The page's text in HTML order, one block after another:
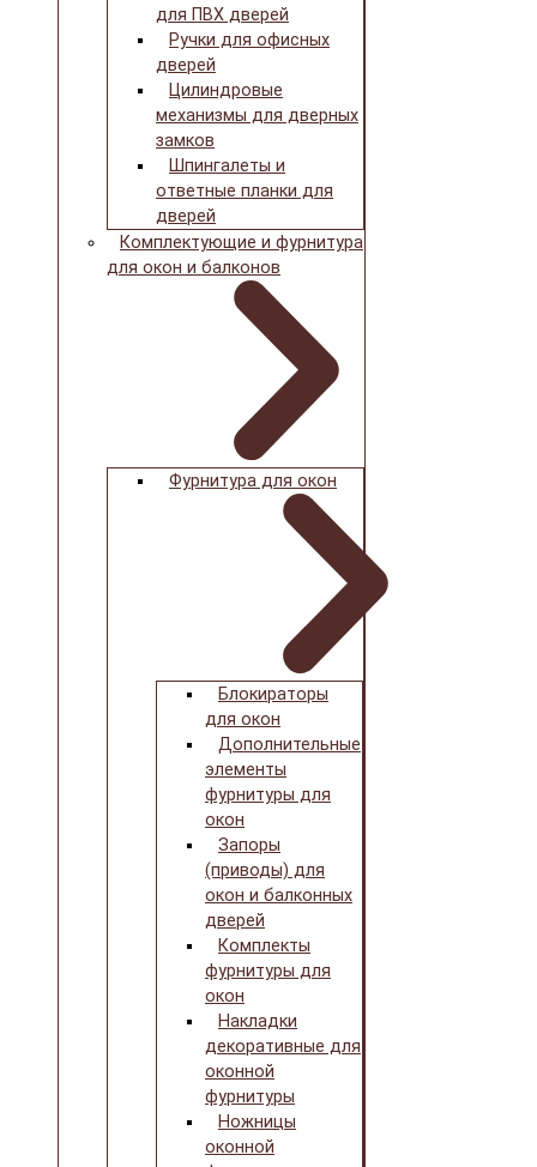
для ПВХ дверей
Ручки для офисных
дверей
Цилиндровые
механизмы для дверных
замков
Шпингалеты и
ответные планки для
дверей
Комплектующие и фурнитура
для окон и балконов
Фурнитура для окон
Блокираторы
для окон
Дополнительные
элементы
фурнитуры для
окон
Запоры
(приводы) для
окон и балконных
дверей
Комплекты
фурнитуры для
окон
Накладки
декоративные для
оконной
фурнитуры
Ножницы
оконной